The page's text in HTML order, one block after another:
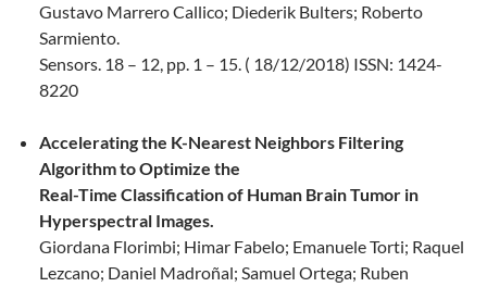
Gustavo Marrero Callico; Diederik Bulters; Roberto
Sarmiento.
Sensors. 18 – 12, pp. 1 – 15. ( 18/12/2018) ISSN: 1424-
8220
Accelerating the K-Nearest Neighbors Filtering
Algorithm to Optimize the
Real-Time Classification of Human Brain Tumor in
Hyperspectral Images.
Giordana Florimbi; Himar Fabelo; Emanuele Torti; Raquel
Lezcano; Daniel Madroñal; Samuel Ortega; Ruben